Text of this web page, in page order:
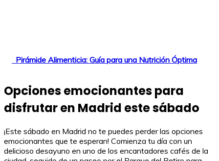
Pirámide Alimenticia: Guía para una Nutrición Óptima
Opciones emocionantes para
disfrutar en Madrid este sábado
¡Este sábado en Madrid no te puedes perder las opciones
emocionantes que te esperan! Comienza tu día con un
delicioso desayuno en uno de los encantadores cafés de la